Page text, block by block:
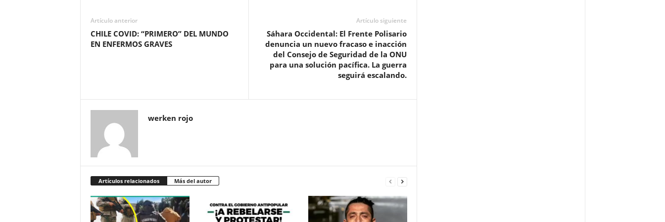
Artículo anterior
CHILE COVID: “PRIMERO” DEL MUNDO
EN ENFERMOS GRAVES
Artículo siguiente
Sáhara Occidental: El Frente Polisario
denuncia un nuevo fracaso e inacción
del Consejo de Seguridad de la ONU
para una solución pacífica. La guerra
seguirá escalando.
werken rojo
Artículos relacionados Más del autor